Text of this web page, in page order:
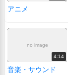
アニメ
no image
4:14
音楽・サウンド